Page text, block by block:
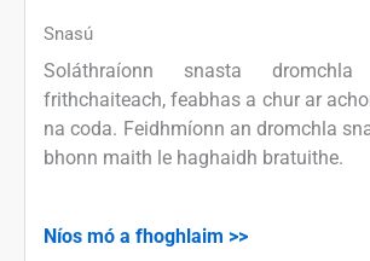
Snasú
Soláthraíonn snasta
frithchaiteach, feabhas a chur ar
na coda. Feidhmíonn an dromchla
bhonn maith le haghaidh bratuithe.
Níos mó a fhoghlaim >>